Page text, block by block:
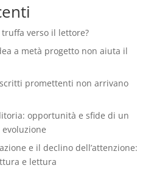
verso il lettore?
a metà progetto non aiuta il
promettenti non arrivano
opportunità e sfide di un
e il declino dell’attenzione:
e lettura